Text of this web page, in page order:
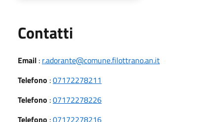
Contatti
Email : r.adorante@comune.filottrano.an.it
Telefono :07172278211
Telefono :07172278226
Telefono :07172278216